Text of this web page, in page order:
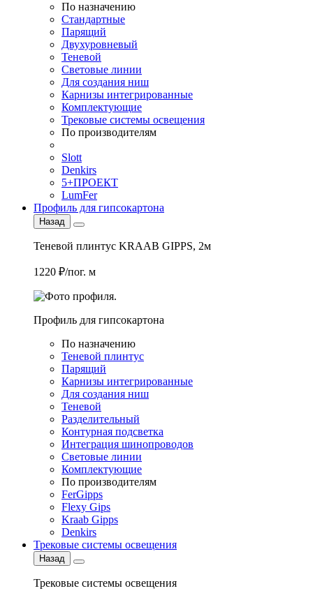
По назначению
Стандартные
Парящий
Двухуровневый
Теневой
Световые линии
Для создания ниш
Карнизы интегрированные
Комплектующие
Трековые системы освещения
По производителям
Slott
Denkirs
5+ПРОЕКТ
LumFer
Профиль для гипсокартона
Назад
Теневой плинтус KRAAB GIPPS, 2м
1220 ₽/пог. м
Профиль для гипсокартона
По назначению
Теневой плинтус
Парящий
Карнизы интегрированные
Для создания ниш
Теневой
Разделительный
Контурная подсветка
Интеграция шинопроводов
Световые линии
Комплектующие
По производителям
FerGipps
Flexy Gips
Kraab Gipps
Denkirs
Трековые системы освещения
Назад
Трековые системы освещения